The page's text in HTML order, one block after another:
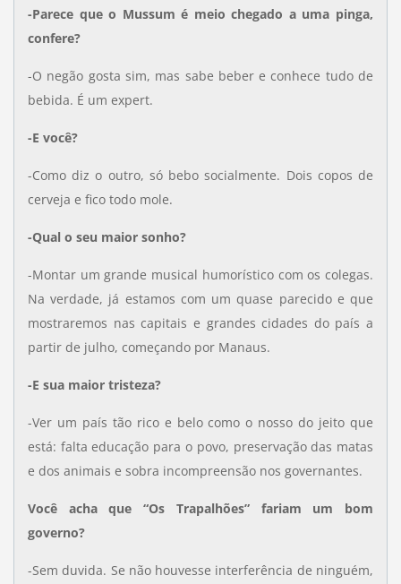
-Parece que o Mussum é meio chegado a uma pinga,
confere?
-O negão gosta sim, mas sabe beber e conhece tudo de
bebida. É um expert.
-E você?
-Como diz o outro, só bebo socialmente. Dois copos de
cerveja e fico todo mole.
-Qual o seu maior sonho?
-Montar um grande musical humorístico com os colegas.
Na verdade, já estamos com um quase parecido e que
mostraremos nas capitais e grandes cidades do país a
partir de julho, começando por Manaus.
-E sua maior tristeza?
-Ver um país tão rico e belo como o nosso do jeito que
está: falta educação para o povo, preservação das matas
e dos animais e sobra incompreensão nos governantes.
Você acha que “Os Trapalhões” fariam um bom
governo?
-Sem duvida. Se não houvesse interferência de ninguém,